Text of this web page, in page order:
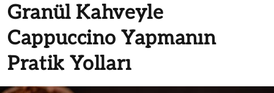
Granül Kahveyle
Cappuccino Yapmanın
Pratik Yolları